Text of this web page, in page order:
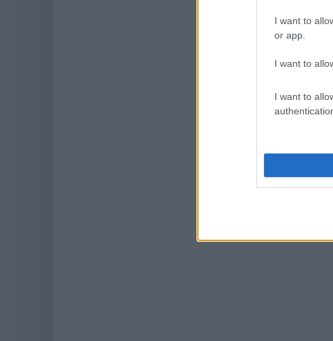
I want to
or app.
I want to
I want to